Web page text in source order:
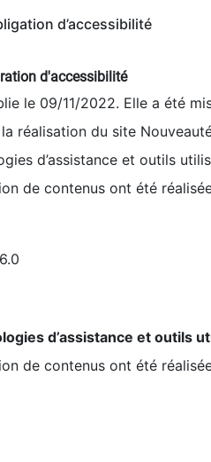
d’accessibilité
d'accessibilité
le 09/11/2022. Elle a été
réalisation du site
d’assistance et outils
de contenus ont été
d’assistance et outils
de contenus ont été